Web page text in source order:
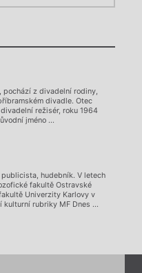
pochází z divadelní rodiny,
divadle. Otec
režisér, roku 1964
jméno ...
hudebník. V letech
fakultě Ostravské
Univerzity Karlovy v
kulturní rubriky MF Dnes ...